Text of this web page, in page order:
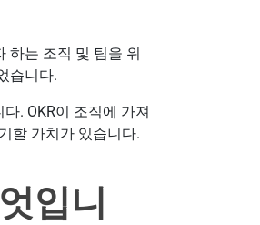
하는 조직 및 팀을 위
습니다.
. OKR이 조직에 가져
할 가치가 있습니다.
입니